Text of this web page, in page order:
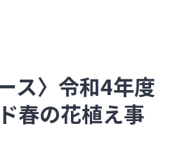
ス〉令和4年度
春の花植え事